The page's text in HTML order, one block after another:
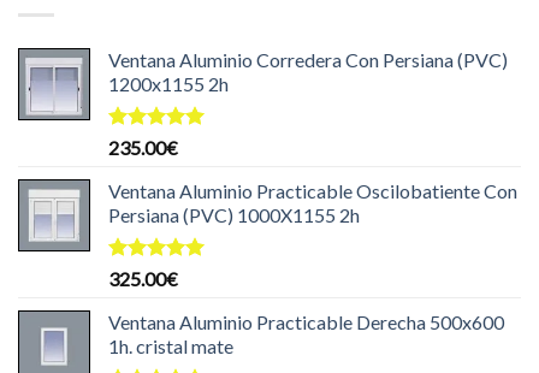
Ventana Aluminio Corredera Con Persiana (PVC)
1200x1155 2h
Valorado
de 5
235.00€
Ventana Aluminio Practicable Oscilobatiente Con
Persiana (PVC) 1000X1155 2h
Valorado
de 5
325.00€
Ventana Aluminio Practicable Derecha 500x600
1h. cristal mate